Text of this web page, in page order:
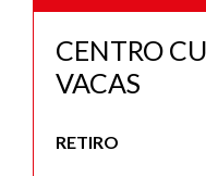
CENTRO
VACAS
RETIRO